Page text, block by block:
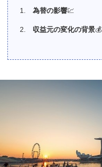
為替の影響💹
収益元の変化の背景💰